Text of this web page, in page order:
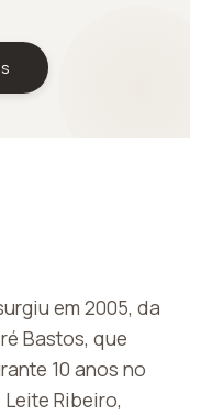
em 2005, da
Bastos, que
10 anos no
Ribeiro,